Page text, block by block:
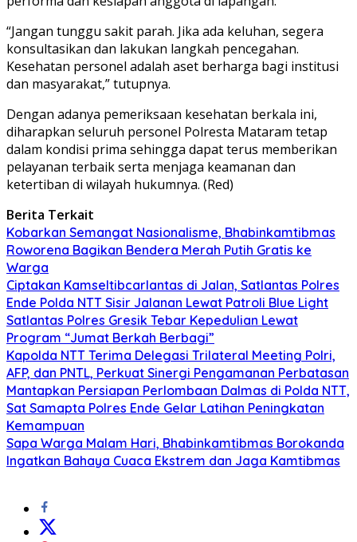
“Jangan tunggu sakit parah. Jika ada keluhan, segera
konsultasikan dan lakukan langkah pencegahan.
Kesehatan personel adalah aset berharga bagi institusi
dan masyarakat,” tutupnya.
Dengan adanya pemeriksaan kesehatan berkala ini,
diharapkan seluruh personel Polresta Mataram tetap
dalam kondisi prima sehingga dapat terus memberikan
pelayanan terbaik serta menjaga keamanan dan
ketertiban di wilayah hukumnya. (Red)
Berita Terkait
Kobarkan Semangat Nasionalisme, Bhabinkamtibmas
Roworena Bagikan Bendera Merah Putih Gratis ke
Warga
Ciptakan Kamseltibcarlantas di Jalan, Satlantas Polres
Ende Polda NTT Sisir Jalanan Lewat Patroli Blue Light
Satlantas Polres Gresik Tebar Kepedulian Lewat
Program “Jumat Berkah Berbagi”
Kapolda NTT Terima Delegasi Trilateral Meeting Polri,
AFP, dan PNTL, Perkuat Sinergi Pengamanan Perbatasan
Mantapkan Persiapan Perlombaan Dalmas di Polda NTT,
Sat Samapta Polres Ende Gelar Latihan Peningkatan
Kemampuan
Sapa Warga Malam Hari, Bhabinkamtibmas Borokanda
Ingatkan Bahaya Cuaca Ekstrem dan Jaga Kamtibmas